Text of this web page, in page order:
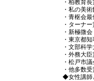
・柏教育
・私の美
・青枢会
・ターナ
・新極微
・東京都
・文部科
・外務大
・松戸市
・他多数受
◆女性講師